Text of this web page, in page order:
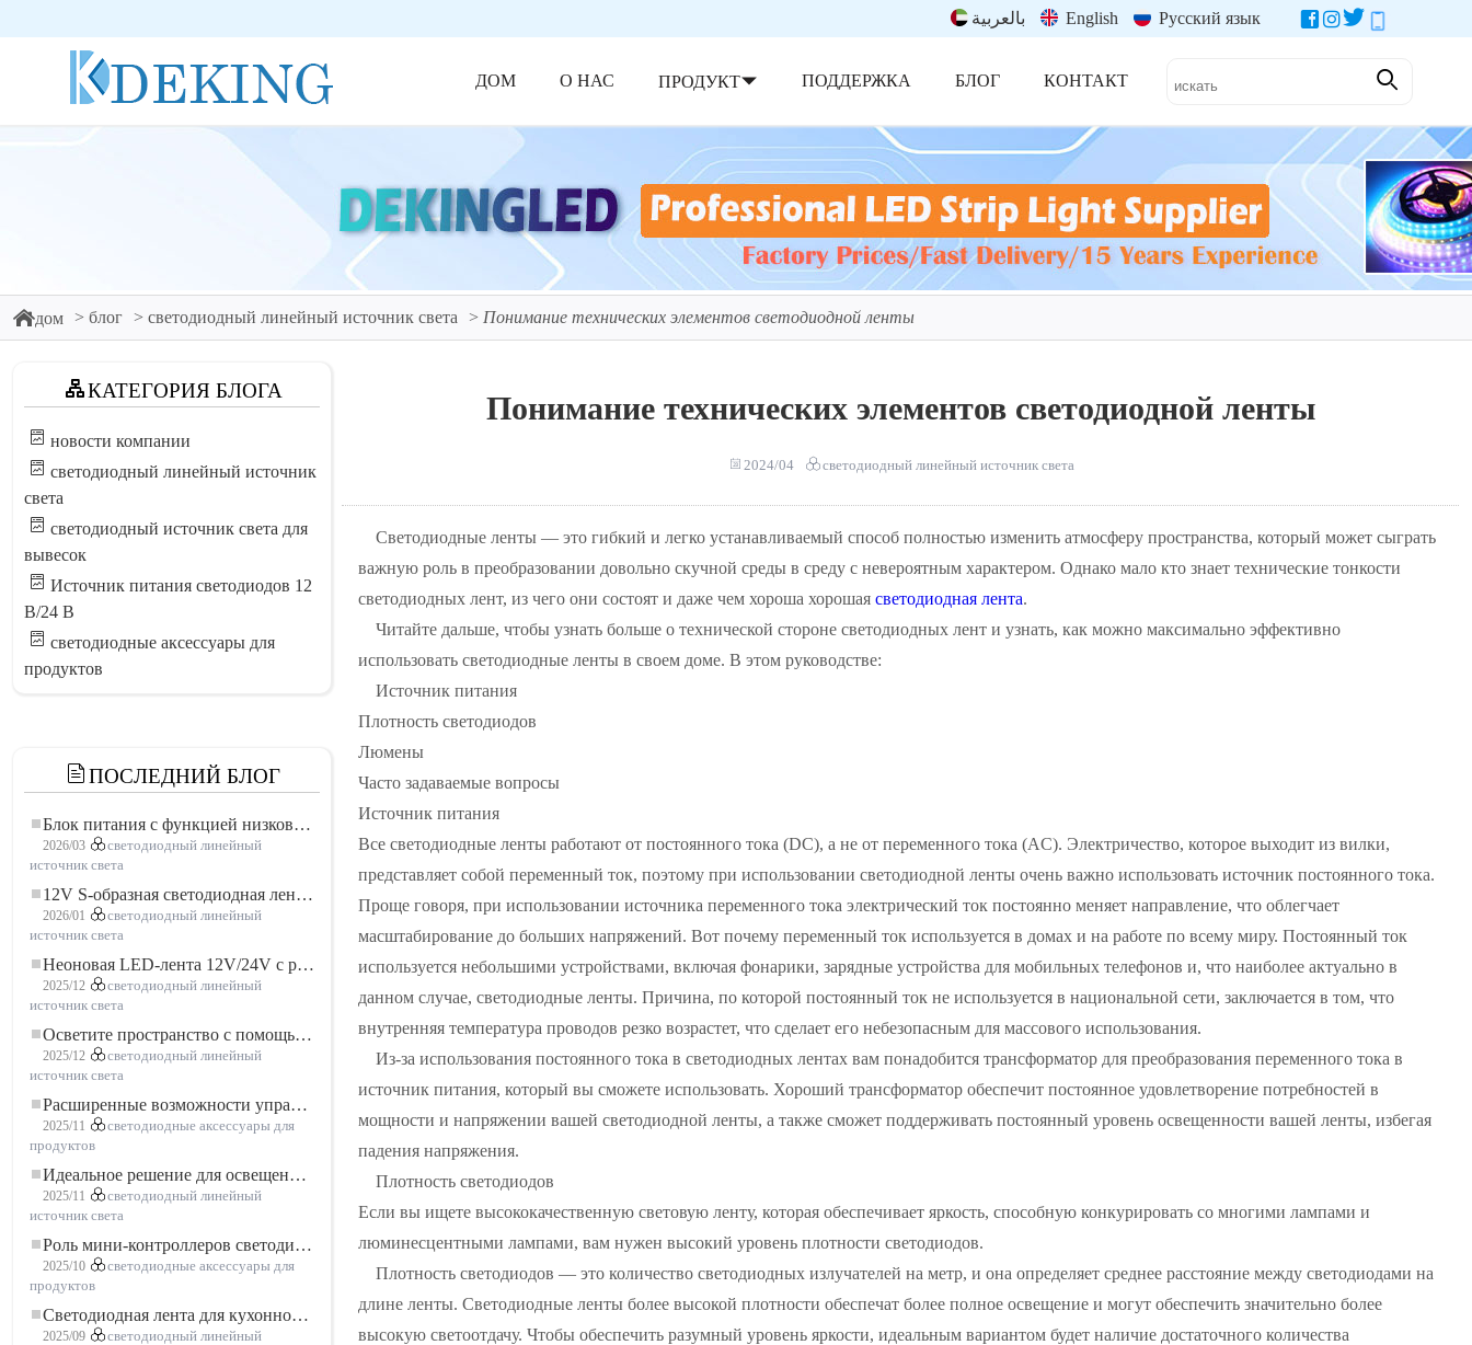
بالعربية English Русский язык
ДОМ О НАС ПРОДУКТ ПОДДЕРЖКА БЛОГ КОНТАКТ
дом блог светодиодный линейный источник света Понимание технических элементов светодиодной ленты
КАТЕГОРИЯ БЛОГА
новости компании
светодиодный линейный источник
света
светодиодный источник света для
вывесок
Источник питания светодиодов 12
В/24 В
светодиодные аксессуары для
продуктов
ПОСЛЕДНИЙ БЛОГ
Блок питания с функцией низковольтного плавного пуска для LED освещения
2026/03
светодиодный линейный
источник света
12V S-образная светодиодная лента: гибкое и эффективное решение для современного освещения
2026/01
светодиодный линейный
источник света
Неоновая LED-лента 12V/24V с резкой по 3 светодиода: современное неоновое освещение для любого пространства
2025/12
светодиодный линейный
источник света
Осветите пространство с помощью гибкой низковольтной неоновой LED-ленты
2025/12
светодиодный линейный
источник света
Расширенные возможности управления освещением: основные преимущества контроллера RGBW 5–24 В
2025/11
светодиодные аксессуары для
продуктов
Идеальное решение для освещения: гибкая светодиодная лента COB высокой плотности FOB для современного освещения
2025/11
светодиодный линейный
источник света
Роль мини-контроллеров светодиодов в проектах светодиодных лент
2025/10
светодиодные аксессуары для
продуктов
Светодиодная лента для кухонного шкафа: сенсорная светодиодная лента COB, которая меняет представление о домашнем и коммерческом освещении
2025/09
светодиодный линейный
Понимание технических элементов светодиодной ленты
2024/04 светодиодный линейный источник света
Светодиодные ленты — это гибкий и легко устанавливаемый способ полностью изменить атмосферу пространства, который может сыграть
важную роль в преобразовании довольно скучной среды в среду с невероятным характером. Однако мало кто знает технические тонкости
светодиодных лент, из чего они состоят и даже чем хороша хорошая светодиодная лента.
Читайте дальше, чтобы узнать больше о технической стороне светодиодных лент и узнать, как можно максимально эффективно
использовать светодиодные ленты в своем доме. В этом руководстве:
Источник питания
Плотность светодиодов
Люмены
Часто задаваемые вопросы
Источник питания
Все светодиодные ленты работают от постоянного тока (DC), а не от переменного тока (AC). Электричество, которое выходит из вилки,
представляет собой переменный ток, поэтому при использовании светодиодной ленты очень важно использовать источник постоянного тока.
Проще говоря, при использовании источника переменного тока электрический ток постоянно меняет направление, что облегчает
масштабирование до больших напряжений. Вот почему переменный ток используется в домах и на работе по всему миру. Постоянный ток
используется небольшими устройствами, включая фонарики, зарядные устройства для мобильных телефонов и, что наиболее актуально в
данном случае, светодиодные ленты. Причина, по которой постоянный ток не используется в национальной сети, заключается в том, что
внутренняя температура проводов резко возрастет, что сделает его небезопасным для массового использования.
Из-за использования постоянного тока в светодиодных лентах вам понадобится трансформатор для преобразования переменного тока в
источник питания, который вы сможете использовать. Хороший трансформатор обеспечит постоянное удовлетворение потребностей в
мощности и напряжении вашей светодиодной ленты, а также сможет поддерживать постоянный уровень освещенности вашей ленты, избегая
падения напряжения.
Плотность светодиодов
Если вы ищете высококачественную световую ленту, которая обеспечивает яркость, способную конкурировать со многими лампами и
люминесцентными лампами, вам нужен высокий уровень плотности светодиодов.
Плотность светодиодов — это количество светодиодных излучателей на метр, и она определяет среднее расстояние между светодиодами на
длине ленты. Светодиодные ленты более высокой плотности обеспечат более полное освещение и могут обеспечить значительно более
высокую светоотдачу. Чтобы обеспечить разумный уровень яркости, идеальным вариантом будет наличие достаточного количества